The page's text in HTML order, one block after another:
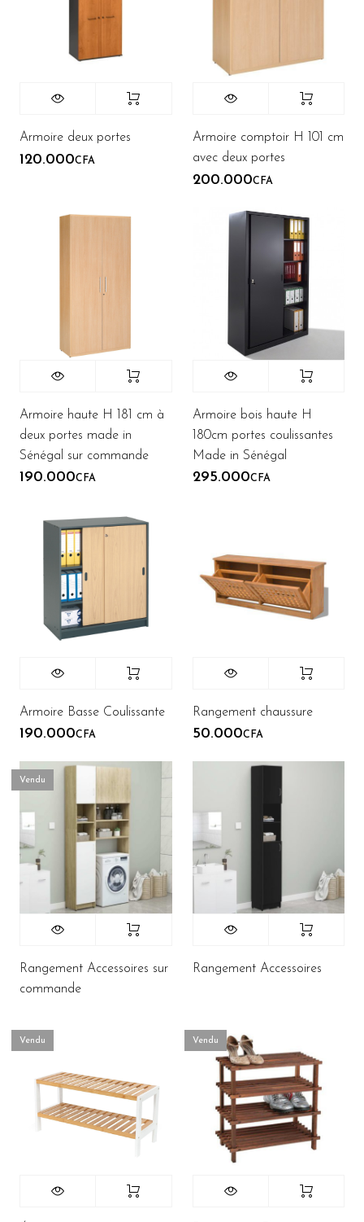
Armoire deux portes
120.000CFA
Armoire comptoir H 101 cm
avec deux portes
200.000CFA
Armoire haute H 181 cm à
deux portes made in
Sénégal sur commande
190.000CFA
Armoire bois haute H
180cm portes coulissantes
Made in Sénégal
295.000CFA
Armoire Basse Coulissante
190.000CFA
Rangement chaussure
50.000CFA
Vendu
Rangement Accessoires sur
commande
Rangement Accessoires
Vendu Vendu